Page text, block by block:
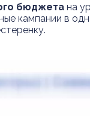
бюджета на
кампании в